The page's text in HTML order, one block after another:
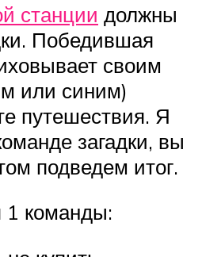
станции должны
Победившая
своим
или синим)
путешествия. Я
загадки, вы
подведем итог.
1 команды: